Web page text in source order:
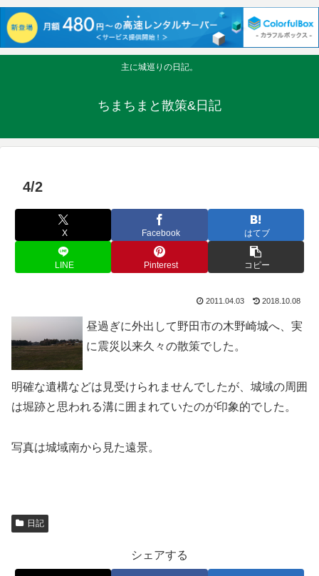
主に城巡りの日記。
ちまちまと散策&日記
4/2
X Facebook はてブ
LINE Pinterest コピー
2011.04.03 2018.10.08
昼過ぎに外出して野田市の木野崎城へ、実
に震災以来久々の散策でした。
明確な遺構などは見受けられませんでしたが、城域の周囲
は堀跡と思われる溝に囲まれていたのが印象的でした。
写真は城域南から見た遠景。
日記
シェアする